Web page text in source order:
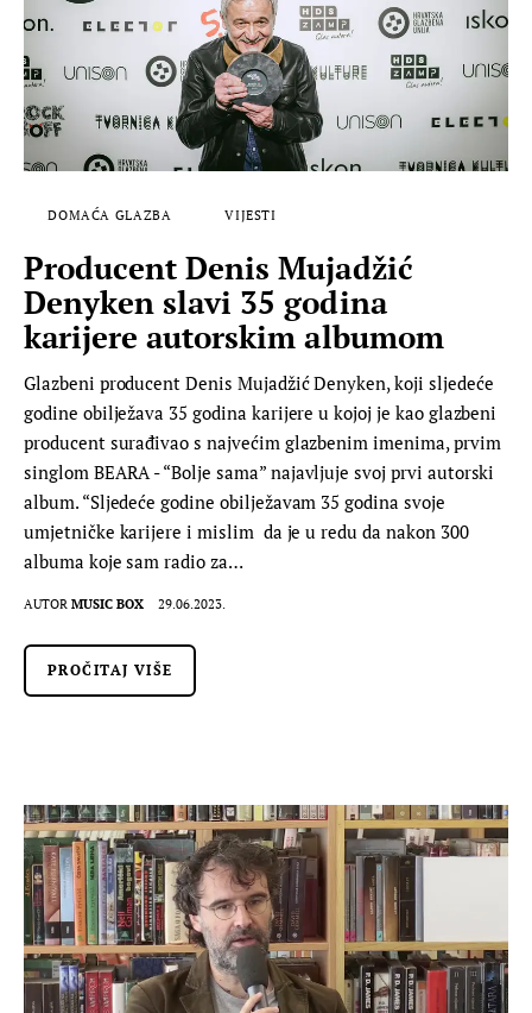
DOMAĆA GLAZBA VIJESTI
Producent Denis Mujadžić
Denyken slavi 35 godina
karijere autorskim albumom
Glazbeni producent Denis Mujadžić Denyken, koji sljedeće
godine obilježava 35 godina karijere u kojoj je kao glazbeni
producent surađivao s najvećim glazbenim imenima, prvim
singlom BEARA - “Bolje sama” najavljuje svoj prvi autorski
album. “Sljedeće godine obilježavam 35 godina svoje
umjetničke karijere i mislim da je u redu da nakon 300
albuma koje sam radio za…
AUTOR MUSIC BOX 29.06.2023.
PROČITAJ VIŠE